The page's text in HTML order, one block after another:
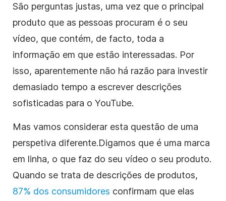
São perguntas justas, uma vez que o principal
produto que as pessoas procuram é o seu
vídeo, que contém, de facto, toda a
informação em que estão interessadas. Por
isso, aparentemente não há razão para investir
demasiado tempo a escrever descrições
sofisticadas para o YouTube.
Mas vamos considerar esta questão de uma
perspetiva diferente.Digamos que é uma marca
em linha, o que faz do seu vídeo o seu produto.
Quando se trata de descrições de produtos,
87% dos consumidores confirmam que elas